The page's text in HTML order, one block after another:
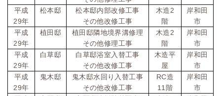
平成
29年
松本邸
松本邸内部改修工事
その他改修工事
木造2
階
岸和田
市
平成
29年
植田邸
植田邸隣地境界溝修理
その他修理工事
木造2
階
岸和田
市
平成
29年
白草邸
白草邸浴室入替工事
その他改修工事
木造平
屋
岸和田
市
平成
29年
鬼木邸
鬼木邸水回り入替工事
その他改修工事
RC造
11 階
岸和田
市